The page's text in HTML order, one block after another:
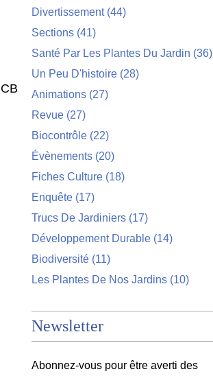
CB
Divertissement(44)
Sections (41)
Santé Par Les Plantes Du Jardin (36)
Un Peu D'histoire (28)
Animations (27)
Revue (27)
Biocontrôle (22)
Évènements (20)
Fiches Culture (18)
Enquête (17)
Trucs De Jardiniers (17)
Développement Durable (14)
Biodiversité (11)
Les Plantes De Nos Jardins (10)
Newsletter
Abonnez-vous pour être averti des